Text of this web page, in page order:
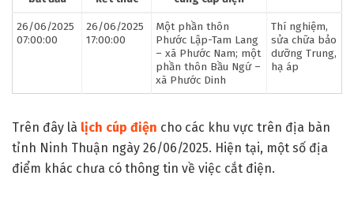
26/06/2025
07:00:00
26/06/2025
17:00:00
Một phần thôn
Phước Lập-Tam Lang
– xã Phước Nam; một
phần thôn Bầu Ngứ –
xã Phước Dinh
Thí nghiệm,
sửa chữa bảo
dưỡng Trung,
hạ áp
Trên đây là lịch cúp điện cho các khu vực trên địa bàn
tỉnh Ninh Thuận ngày 26/06/2025. Hiện tại, một số địa
điểm khác chưa có thông tin về việc cắt điện.